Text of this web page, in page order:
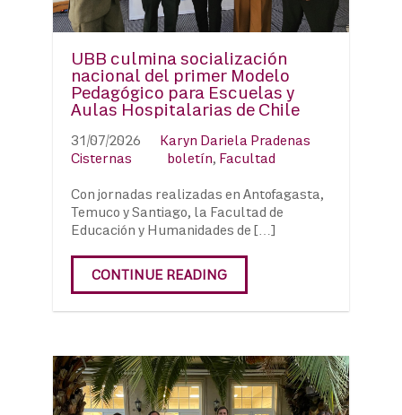
UBB culmina socialización
nacional del primer Modelo
Pedagógico para Escuelas y
Aulas Hospitalarias de Chile
31/07/2026
Karyn Dariela Pradenas
Cisternas
boletín, Facultad
Con jornadas realizadas en Antofagasta,
Temuco y Santiago, la Facultad de
Educación y Humanidades de […]
CONTINUE READING